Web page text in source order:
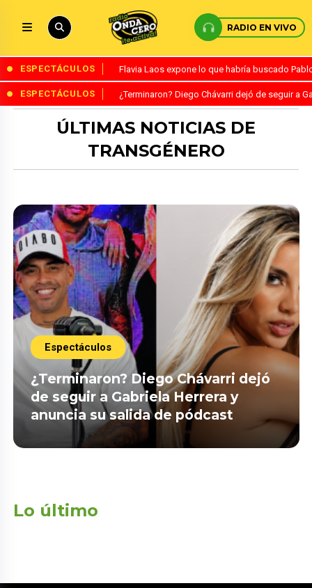
RADIO EN VIVO
ESPECTÁCULOS Flavia Laos expone lo que habría buscado
ESPECTÁCULOS ¿Terminaron? Diego Chávarri dejó de seguir a
ÚLTIMAS NOTICIAS DE
TRANSGÉNERO
Espectáculos
¿Terminaron? Diego Chávarri dejó
de seguir a Gabriela Herrera y
anuncia su salida de pódcast
Lo último